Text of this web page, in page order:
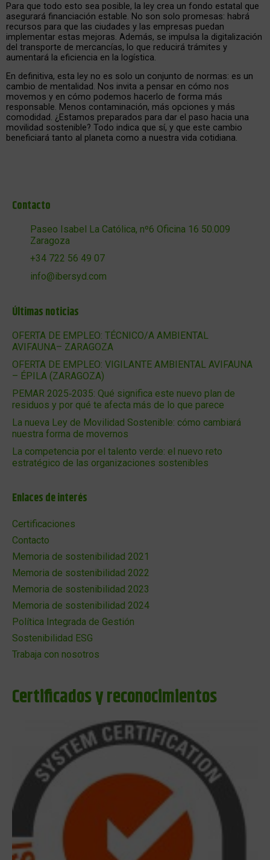
Para que todo esto sea posible, la ley crea un fondo estatal que
asegurará financiación estable. No son solo promesas: habrá
recursos para que las ciudades y las empresas puedan
implementar estas mejoras. Además, se impulsa la digitalización
del transporte de mercancías, lo que reducirá trámites y
aumentará la eficiencia en la logística.
En definitiva, esta ley no es solo un conjunto de normas: es un
cambio de mentalidad. Nos invita a pensar en cómo nos
movemos y en cómo podemos hacerlo de forma más
responsable. Menos contaminación, más opciones y más
comodidad. ¿Estamos preparados para dar el paso hacia una
movilidad sostenible? Todo indica que sí, y que este cambio
beneficiará tanto al planeta como a nuestra vida cotidiana.
Contacto
Paseo Isabel La Católica, nº6 Oficina 16 50.009
Zaragoza
+34 722 56 49 07
info@ibersyd.com
Últimas noticias
OFERTA DE EMPLEO: TÉCNICO/A AMBIENTAL
AVIFAUNA– ZARAGOZA
OFERTA DE EMPLEO: VIGILANTE AMBIENTAL AVIFAUNA
– ÉPILA (ZARAGOZA)
PEMAR 2025‑2035: Qué significa este nuevo plan de
residuos y por qué te afecta más de lo que parece
La nueva Ley de Movilidad Sostenible: cómo cambiará
nuestra forma de movernos
La competencia por el talento verde: el nuevo reto
estratégico de las organizaciones sostenibles
Enlaces de interés
Certificaciones
Contacto
Memoria de sostenibilidad 2021
Memoria de sostenibilidad 2022
Memoria de sostenibilidad 2023
Memoria de sostenibilidad 2024
Política Integrada de Gestión
Sostenibilidad ESG
Trabaja con nosotros
Certificados y reconocimientos